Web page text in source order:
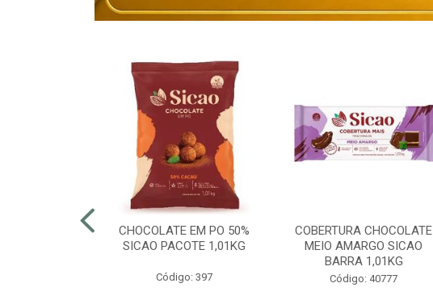
CHOCOLATE EM PO 50%
SICAO PACOTE 1,01KG
Código: 397
COBERTURA CHOCOLATE
MEIO AMARGO SICAO
BARRA 1,01KG
Código: 40777